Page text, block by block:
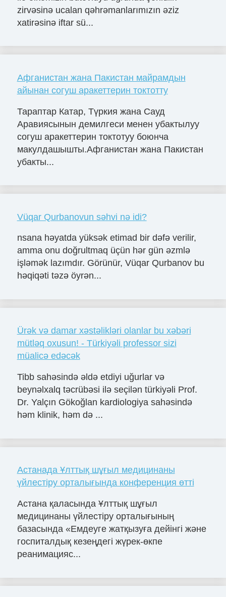
zirvəsinə ucalan qəhrəmanlarımızın əziz
xatirəsinə iftar sü...
Афганистан жана Пакистан майрамдын
айынан согуш аракеттерин токтотту
Тараптар Катар, Түркия жана Сауд
Аравиясынын демилгеси менен убактылуу
согуш аракеттерин токтотуу боюнча
макулдашышты.Афганистан жана Пакистан
убакты...
Vüqar Qurbanovun səhvi nə idi?
nsana həyatda yüksək etimad bir dəfə verilir,
amma onu doğrultmaq üçün hər gün əzmlə
işləmək lazımdır. Görünür, Vüqar Qurbanov bu
həqiqəti təzə öyrən...
Ürək və damar xəstəlikləri olanlar bu xəbəri
mütləq oxusun! - Türkiyəli professor sizi
müalicə edəcək
Tibb sahəsində əldə etdiyi uğurlar və
beynəlxalq təcrübəsi ilə seçilən türkiyəli Prof.
Dr. Yalçın Gökoğlan kardiologiya sahəsində
həm klinik, həm də ...
Астанада Ұлттық шұғыл медицинаны
үйлестіру орталығында конференция өтті
Астана қаласында Ұлттық шұғыл
медицинаны үйлестіру орталығының
базасында «Емдеуге жатқызуға дейінгі және
госпиталдық кезеңдегі жүрек-өкпе
реанимацияс...